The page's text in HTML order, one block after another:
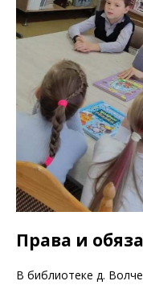
Права и
В библиотеке д.